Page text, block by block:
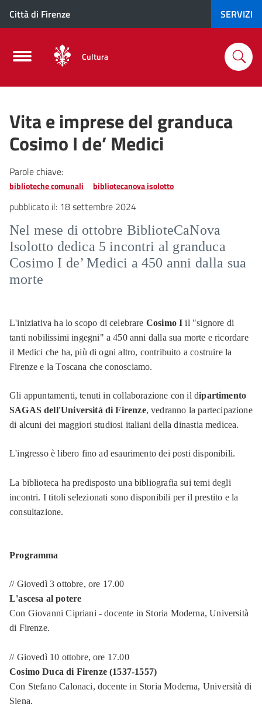
Città di Firenze SERVIZI
Cultura
Vita e imprese del granduca
Cosimo I de’ Medici
Parole chiave:
biblioteche comunali bibliotecanova isolotto
pubblicato il: 18 settembre 2024
Nel mese di ottobre BiblioteCaNova
Isolotto dedica 5 incontri al granduca
Cosimo I de’ Medici a 450 anni dalla sua
morte
L'iniziativa ha lo scopo di celebrare Cosimo I il "signore di
tanti nobilissimi ingegni" a 450 anni dalla sua morte e ricordare
il Medici che ha, più di ogni altro, contribuito a costruire la
Firenze e la Toscana che conosciamo.
Gli appuntamenti, tenuti in collaborazione con il dipartimento
SAGAS dell'Università di Firenze, vedranno la partecipazione
di alcuni dei maggiori studiosi italiani della dinastia medicea.
L'ingresso è libero fino ad esaurimento dei posti disponibili.
La biblioteca ha predisposto una bibliografia sui temi degli
incontri. I titoli selezionati sono disponibili per il prestito e la
consultazione.
Programma
// Giovedì 3 ottobre, ore 17.00
L'ascesa al potere
Con Giovanni Cipriani - docente in Storia Moderna, Università
di Firenze.
// Giovedì 10 ottobre, ore 17.00
Cosimo Duca di Firenze (1537-1557)
Con Stefano Calonaci, docente in Storia Moderna, Università di
Siena.